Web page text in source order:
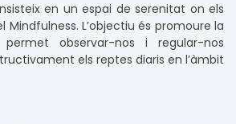
en un espai de serenitat on els
L’objectiu és promoure la
observar-nos i regular-nos
els reptes diaris en l’àmbit